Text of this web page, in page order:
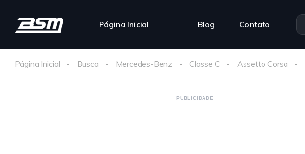
Página Inicial Blog Contato
Página Inicial Busca Mercedes-Benz Classe C Assetto Corsa
PUBLICIDADE